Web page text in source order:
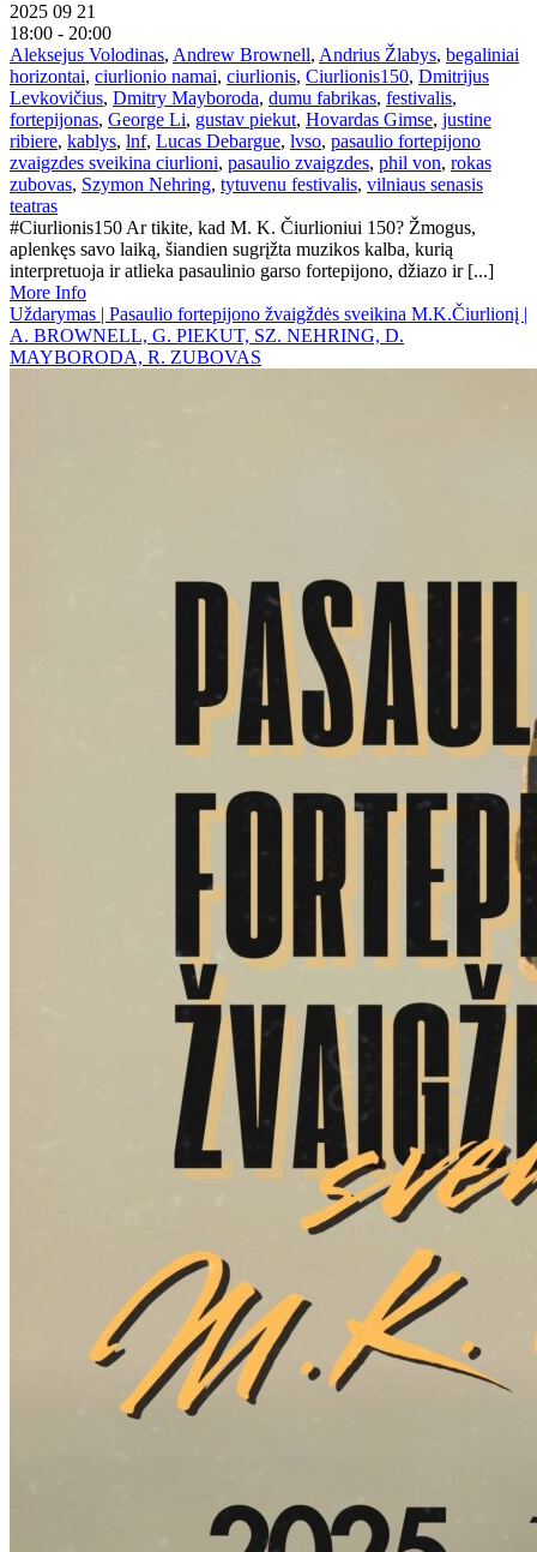
2025 09 21
18:00 - 20:00
Aleksejus Volodinas, Andrew Brownell, Andrius Žlabys, begaliniai
horizontai, ciurlionio namai, ciurlionis, Ciurlionis150, Dmitrijus
Levkovičius, Dmitry Mayboroda, dumu fabrikas, festivalis,
fortepijonas, George Li, gustav piekut, Hovardas Gimse, justine
ribiere, kablys, lnf, Lucas Debargue, lvso, pasaulio fortepijono
zvaigzdes sveikina ciurlioni, pasaulio zvaigzdes, phil von, rokas
zubovas, Szymon Nehring, tytuvenu festivalis, vilniaus senasis
teatras
#Ciurlionis150 Ar tikite, kad M. K. Čiurlioniui 150? Žmogus,
aplenkęs savo laiką, šiandien sugrįžta muzikos kalba, kurią
interpretuoja ir atlieka pasaulinio garso fortepijono, džiazo ir [...]
More Info
Uždarymas | Pasaulio fortepijono žvaigždės sveikina M.K.Čiurlionį |
A. BROWNELL, G. PIEKUT, SZ. NEHRING, D.
MAYBORODA, R. ZUBOVAS